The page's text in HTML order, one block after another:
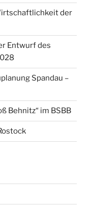
der
Entwurf des
Spandau –
Behnitz“ im BSBB